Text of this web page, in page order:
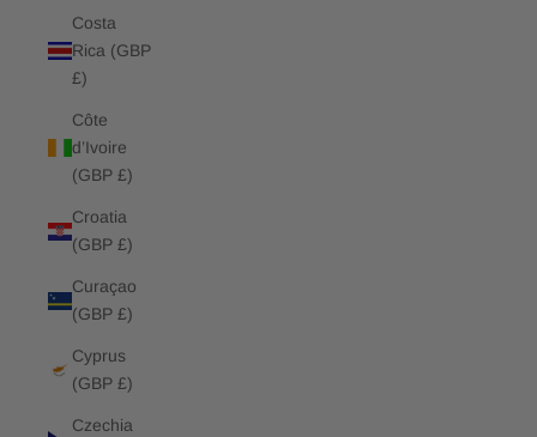
Costa
Rica (GBP
£)
Côte
d’Ivoire
(GBP £)
Croatia
(GBP £)
Curaçao
(GBP £)
Cyprus
(GBP £)
Czechia